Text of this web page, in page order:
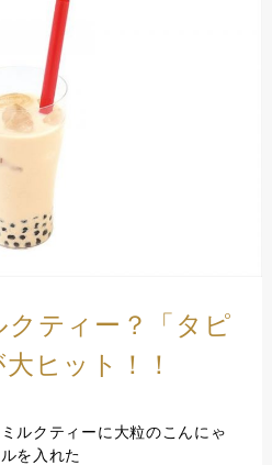
ティー？「タピ
ヒット！！
ルクティーに大粒のこんにゃ
を入れた